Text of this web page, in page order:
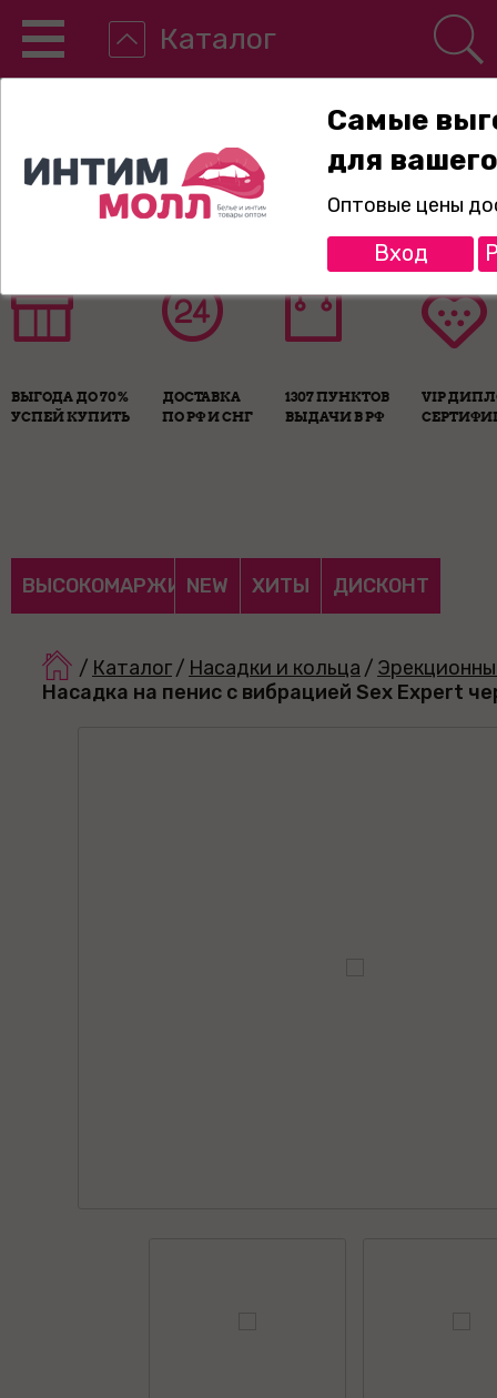
Каталог
8-800-775-89-65
ВЫГОДА ДО 70%
УСПЕЙ КУПИТЬ
ДОСТАВКА
ПО РФ И СНГ
1307 ПУНКТОВ
ВЫДАЧИ В РФ
VIP
ВЫСОКОМАРЖИНАЛЬНЫЕ
NEW ХИТЫ ДИСКОНТ
/ Каталог/ Насадки и кольца /
Насадка на пенис с вибрацией Sex Expert
Самые
для
Оптовые цены
Вход